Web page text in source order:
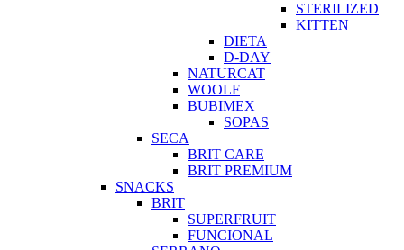
STERILIZED
KITTEN
DIETA
D-DAY
NATURCAT
WOOLF
BUBIMEX
SOPAS
SECA
BRIT CARE
BRIT PREMIUM
SNACKS
BRIT
SUPERFRUIT
FUNCIONAL